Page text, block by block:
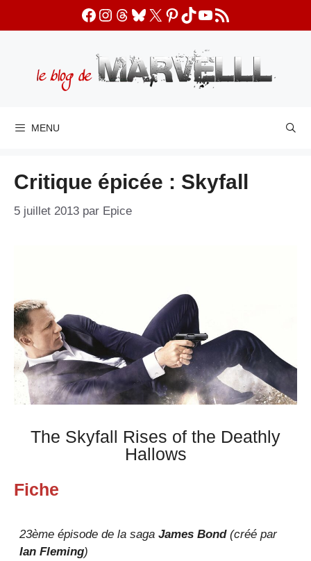
Facebook
Instagram
Threads
Bluesky
X Pinterest
TikTok
YouTube
Flux RSS
MENU
Critique épicée : Skyfall
5 juillet 2013 par Epice
The Skyfall Rises of the Deathly
Hallows
Fiche
23ème épisode de la saga James Bond(créé par
Ian Fleming)